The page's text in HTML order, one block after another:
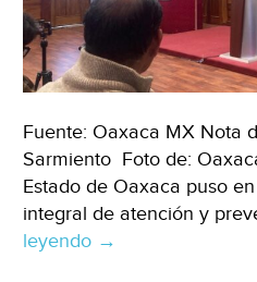
Fuente: Oaxaca MX Nota
Sarmiento Foto de:
Estado de Oaxaca puso
integral de atención y
leyendo Oaxaca
→